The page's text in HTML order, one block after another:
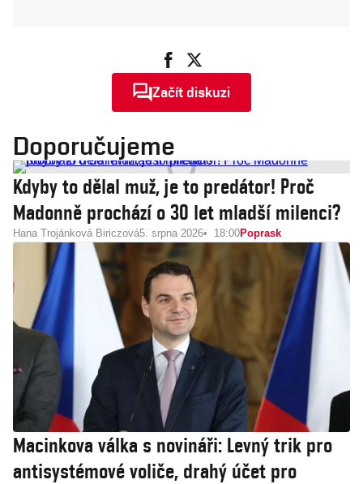
Začít diskuzi
Doporučujeme
Kdyby to dělal muž, je to predátor! Proč
Madonně prochází o 30 let mladší milenci?
Hana Trojánková Biriczová5. srpna 2026 18:00Poprask
Macinkova válka s novináři: Levný trik pro
antisystémové voliče, drahý účet pro